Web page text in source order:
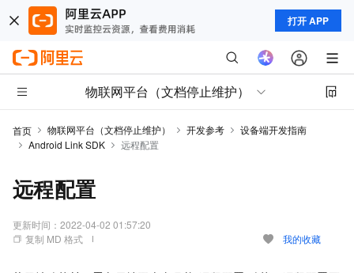
打开 APP
物联网平台（文档停止维护）
首页 物联网平台（文档停止维护） 开发参考
设备端开发指南
Android Link SDK
远程配置
远程配置
更新时间： 2022-04-02 01:57:20
复制 MD 格式
我的收藏